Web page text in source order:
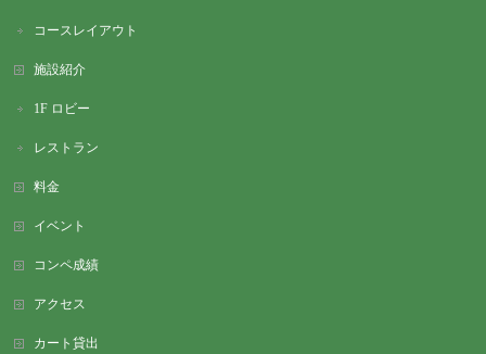
コースレイアウト
施設紹介
1F ロビー
レストラン
料金
イベント
コンペ成績
アクセス
カート貸出